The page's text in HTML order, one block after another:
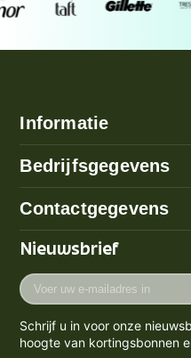
Informatie
Algemene voorwaarden
Betaalmethode
Verzenden
Klachten
Spaarpunten Programma
Retourneren & Annuleren
Bedrijfsgegevens
Privacy Policy
Cookie Policy
Contact
Blogs
Contactgegevens
Adres: Poeldijk (geen
Maandag - Vrijdag 09:00-
KVK-nummer: 71550224
BTW-nummer:
Nieuwsbrief
Voer
uw
mailadres
in
Schrijf u in voor onze
hoogte van kortingsbonnen